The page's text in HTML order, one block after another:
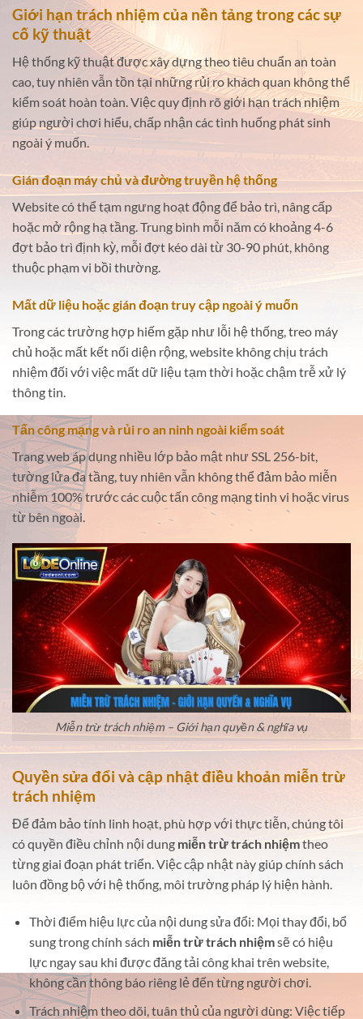
Giới hạn trách nhiệm của nền tảng trong các sự
cố kỹ thuật
Hệ thống kỹ thuật được xây dựng theo tiêu chuẩn an toàn
cao, tuy nhiên vẫn tồn tại những rủi ro khách quan không thể
kiểm soát hoàn toàn. Việc quy định rõ giới hạn trách nhiệm
giúp người chơi hiểu, chấp nhận các tình huống phát sinh
ngoài ý muốn.
Gián đoạn máy chủ và đường truyền hệ thống
Website có thể tạm ngưng hoạt động để bảo trì, nâng cấp
hoặc mở rộng hạ tầng. Trung bình mỗi năm có khoảng 4-6
đợt bảo trì định kỳ, mỗi đợt kéo dài từ 30-90 phút, không
thuộc phạm vi bồi thường.
Mất dữ liệu hoặc gián đoạn truy cập ngoài ý muốn
Trong các trường hợp hiếm gặp như lỗi hệ thống, treo máy
chủ hoặc mất kết nối diện rộng, website không chịu trách
nhiệm đối với việc mất dữ liệu tạm thời hoặc chậm trễ xử lý
thông tin.
Tấn công mạng và rủi ro an ninh ngoài kiểm soát
Trang web áp dụng nhiều lớp bảo mật như SSL 256-bit,
tường lửa đa tầng, tuy nhiên vẫn không thể đảm bảo miễn
nhiễm 100% trước các cuộc tấn công mạng tinh vi hoặc virus
từ bên ngoài.
Miễn trừ trách nhiệm – Giới hạn quyền & nghĩa vụ
Quyền sửa đổi và cập nhật điều khoản miễn trừ
trách nhiệm
Để đảm bảo tính linh hoạt, phù hợp với thực tiễn, chúng tôi
có quyền điều chỉnh nội dung miễn trừ trách nhiệmtheo
từng giai đoạn phát triển. Việc cập nhật này giúp chính sách
luôn đồng bộ với hệ thống, môi trường pháp lý hiện hành.
Thời điểm hiệu lực của nội dung sửa đổi: Mọi thay đổi, bổ
sung trong chính sách miễn trừ trách nhiệmsẽ có hiệu
lực ngay sau khi được đăng tải công khai trên website,
không cần thông báo riêng lẻ đến từng người chơi.
Trách nhiệm theo dõi, tuân thủ của người dùng: Việc tiếp